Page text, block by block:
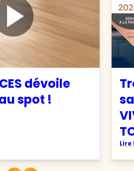
dévoile
spot !